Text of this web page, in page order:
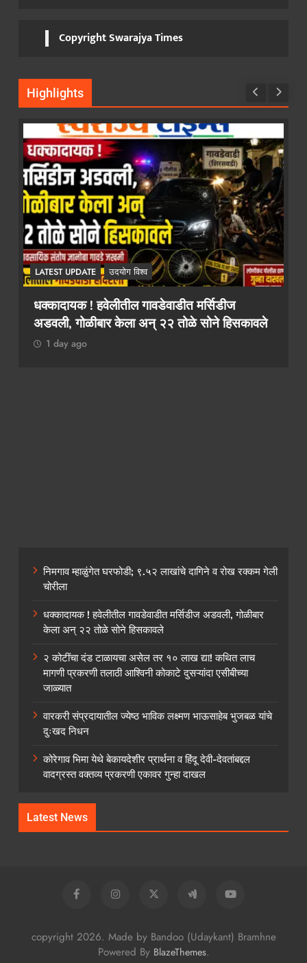
Copyright Swarajya Times
Highlights
LATEST UPDATE उदयोग विश्व
२ कोटींचा दंड टाळायचा असेल तर १० लाख द्या!
कथित लाच मागणी प्रकरणी तलाठी आश्विनी कोकाटे
दुसऱ्यांदा एसीबीच्या जाळ्यात
निमगाव म्हाळुंगेत घरफोडी; ९.५२ लाखांचे दागिने व रोख रक्कम गेली
चोरीला
धक्कादायक ! हवेलीतील गावडेवाडीत मर्सिडीज अडवली, गोळीबार
केला अन् २२ तोळे सोने हिसकावले
२ कोटींचा दंड टाळायचा असेल तर १० लाख द्या! कथित लाच
मागणी प्रकरणी तलाठी आश्विनी कोकाटे दुसऱ्यांदा एसीबीच्या
जाळ्यात
वारकरी संप्रदायातील ज्येष्ठ भाविक लक्ष्मण भाऊसाहेब भुजबळ यांचे
दुःखद निधन
कोरेगाव भिमा येथे बेकायदेशीर प्रार्थना व हिंदू देवी-देवतांबद्दल
वादग्रस्त वक्तव्य प्रकरणी एकावर गुन्हा दाखल
Latest News
copyright 2026. Made by Bandoo (Udaykant) Bramhne
Powered By BlazeThemes.